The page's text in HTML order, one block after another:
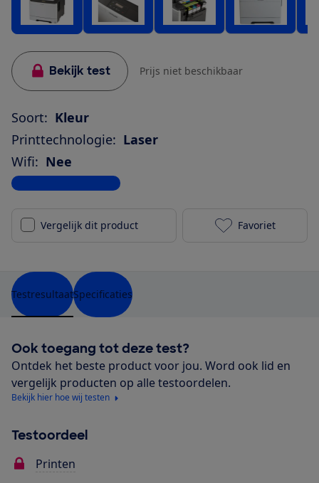
Bekijk test Prijs niet beschikbaar
Soort: Kleur
Printtechnologie: Laser
Wifi: Nee
Bekijk alle specificaties
Vergelijk dit product Lexmark
Favoriet
TestresultaatSpecificaties
Ook toegang tot deze test?
Ontdek het beste product voor jou. Word ook lid en
vergelijk producten op alle testoordelen.
Bekijk hier hoe wij testen
Testoordeel
Printen